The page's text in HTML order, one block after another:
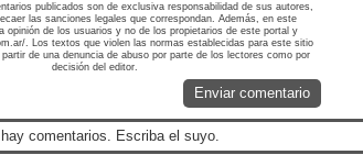
publicados son de exclusiva responsabilidad de sus autores,
las sanciones legales que correspondan. Además, en este
opinión de los usuarios y no de los propietarios de este portal y
. Los textos que violen las normas establecidas para este sitio
de una denuncia de abuso por parte de los lectores como por
decisión del editor.
Enviar comentario
comentarios. Escriba el suyo.